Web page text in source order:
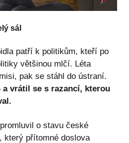
sál
patří k politikům, kteří po
většinou mlčí. Léta
pak se stáhl do ústraní.
vrátil se s razancí, kterou
o stavu české
který přítomné doslova